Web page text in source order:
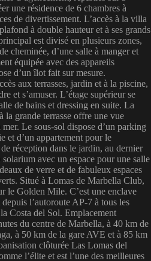
une résidence de 6 chambres à
de divertissement. L’accès à la villa
à double hauteur et à ses grands
est divisé en plusieurs zones,
cheminée, d’une salle à manger et
équipée avec des appareils
d’un îlot fait sur mesure.
aux terrasses, jardin et à la piscine,
et s’amuser. L’étage supérieur se
de bains et dressing en suite. La
la grande terrasse offre une vue
Le sous-sol dispose d’un parking
et d’un appartement pour le
réception dans le jardin, au dernier
avec un espace pour une salle
de verre et de fabuleux espaces
Situé à Lomas de Marbella Club,
le Golden Mile. C’est une enclave
l’autoroute AP-7 à tous les
Costa del Sol. Emplacement
du centre de Marbella, à 40 km de
à 50 km de la gare AVE et à 85 km
clôturée Las Lomas del
l’élite et est l’une des meilleures